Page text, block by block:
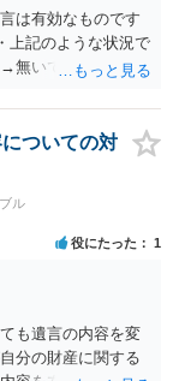
は有効なものです
上記のような状況で
無いです。 ・分割
妥当とは言えない
かに、分割を拒否
とは、遺産はいら
れててもいらない
ありません。
ついての対
ル
役にたった 1
も遺言の内容を変
分の財産に関する